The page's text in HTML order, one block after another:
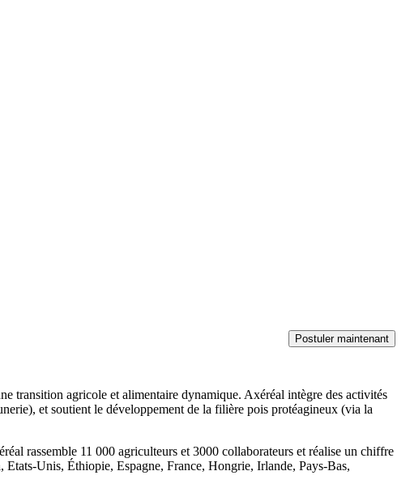
transition agricole et alimentaire dynamique. Axéréal intègre des activités
et soutient le développement de la filière pois protéagineux (via la
rassemble 11 000 agriculteurs et 3000 collaborateurs et réalise un chiffre
Unis, Éthiopie, Espagne, France, Hongrie, Irlande, Pays-Bas,